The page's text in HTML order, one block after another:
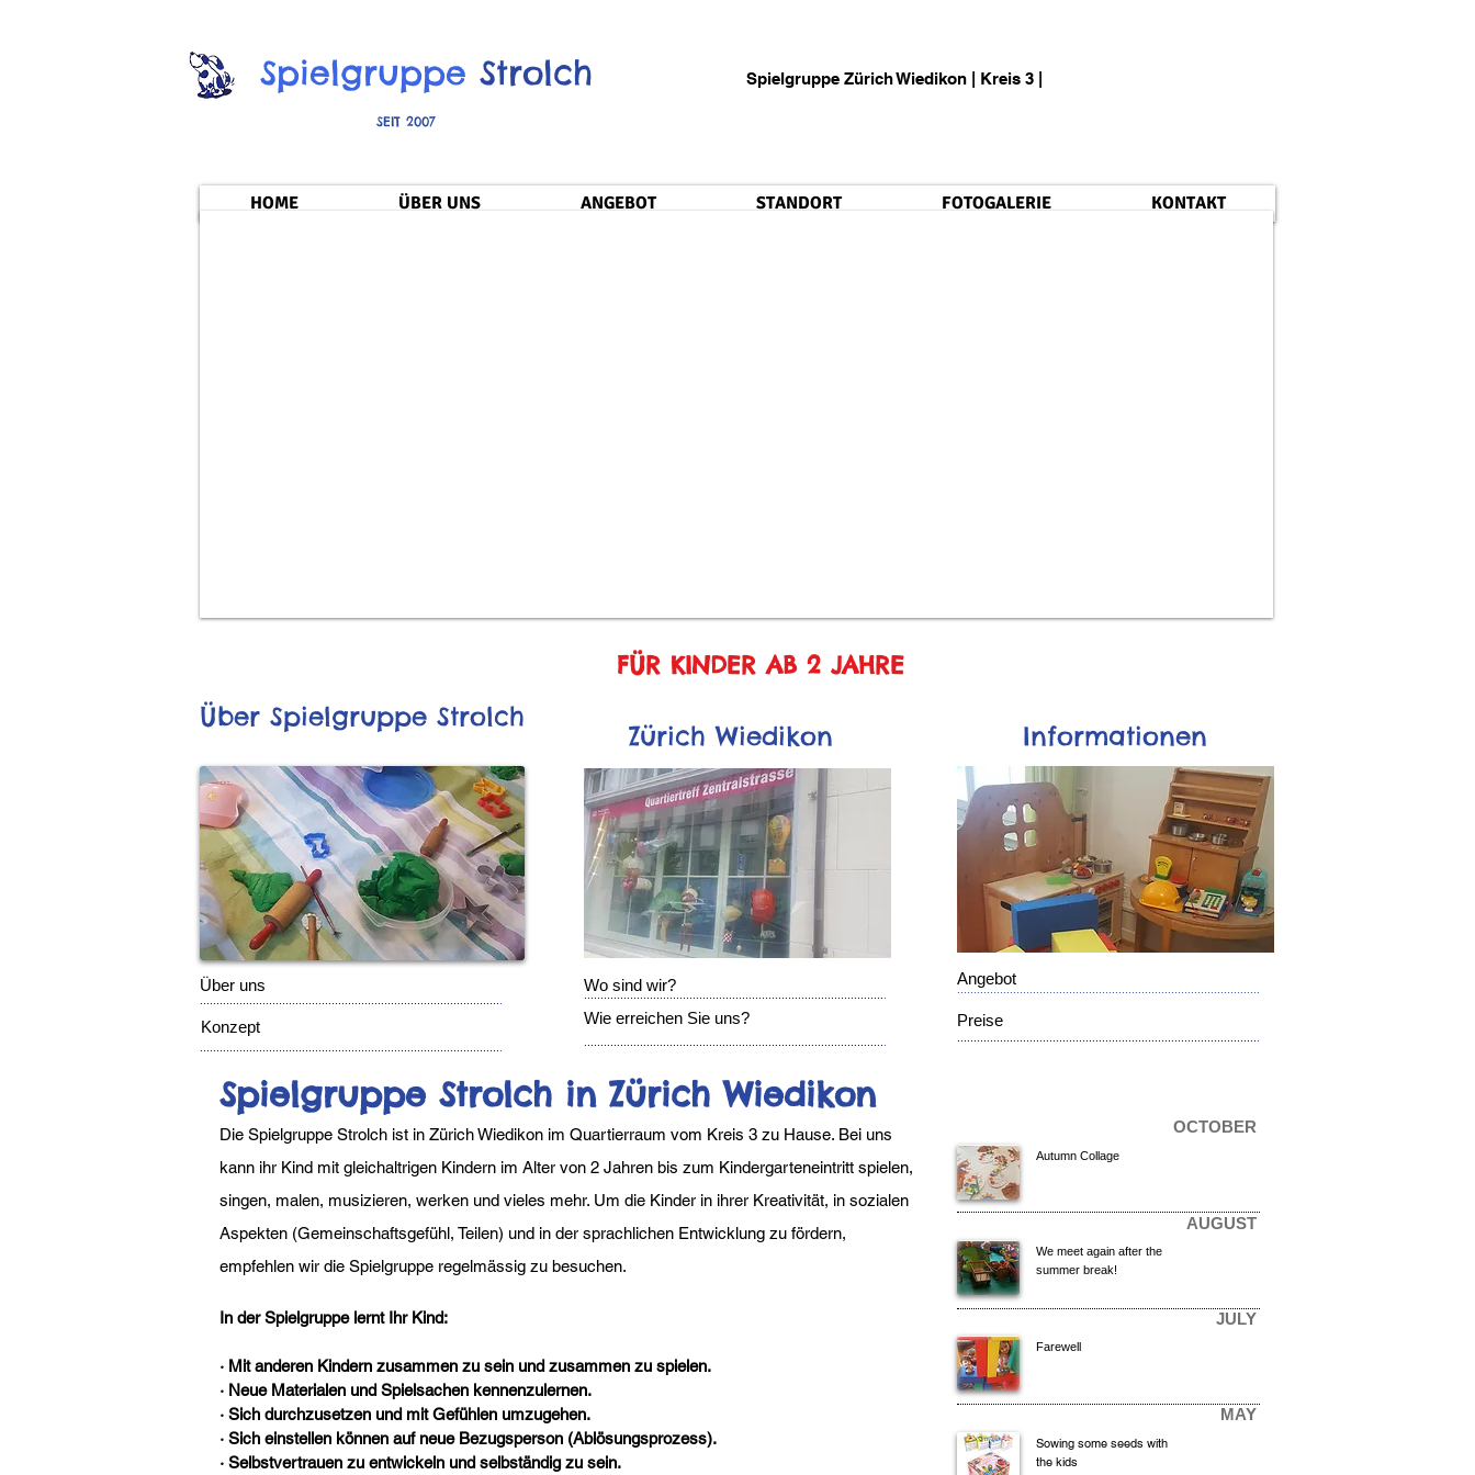
Spielgruppe Zürich Wiedikon | Kreis 3 |
Spielgruppe Strolch
SEIT 2007
HOME ÜBER UNS ANGEBOT STANDORT FOTOGALERIE KONTAKT
FÜR KINDER AB 2 JAHRE
Über Spielgruppe Strolch
Über uns
Konzept
Zürich Wiedikon
Wo sind wir?
...........................................................................................
Wie erreichen Sie uns?
Informationen
............................................................................................
Angebot
Preise
Spielgruppe Strolch in Zürich Wiedikon
Die Spielgruppe Strolch ist in Zürich Wiedikon im Quartierraum vom Kreis 3 zu Hause. Bei uns
kann ihr Kind mit gleichaltrigen Kindern im Alter von 2 Jahren bis zum Kindergarteneintritt spielen,
singen, malen, musizieren, werken und vieles mehr. Um die Kinder in ihrer Kreativität, in sozialen
Aspekten (Gemeinschaftsgefühl, Teilen) und in der sprachlichen Entwicklung zu fördern,
empfehlen wir die Spielgruppe regelmässig zu besuchen.
In der Spielgruppe lernt Ihr Kind:
· Mit anderen Kindern zusammen zu sein und zusammen zu spielen.
· Neue Materialen und Spielsachen kennenzulernen.
· Sich durchzusetzen und mit Gefühlen umzugehen.
· Sich einstellen können auf neue Bezugsperson (Ablösungsprozess).
· Selbstvertrauen zu entwickeln und selbständig zu sein.
OCTOBER
Autumn Collage
AUGUST
We meet again after the
summer break!
JULY
Farewell
MAY
Sowing some seeds with
the kids